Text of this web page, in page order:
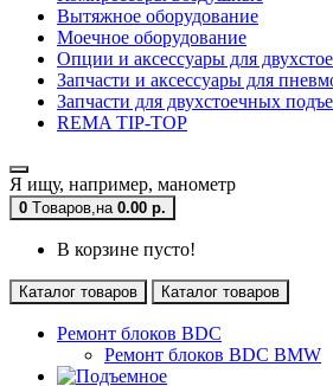
Вытяжное оборудование
Моечное оборудование
Опции и аксессуары для
Запчасти и аксессуары для
Запчасти для двухстоечных
REMA TIP-TOP
Я ищу, например, манометр
0 Tоваров,на 0.00 р.
В корзине пусто!
Каталог товаров Каталог товаров
Ремонт блоков BDC
Ремонт блоков BDC BMW